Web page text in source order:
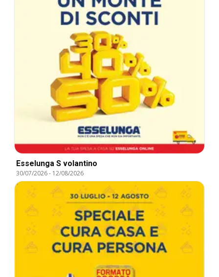
Esselunga S volantino
30/07/2026- 12/08/2026